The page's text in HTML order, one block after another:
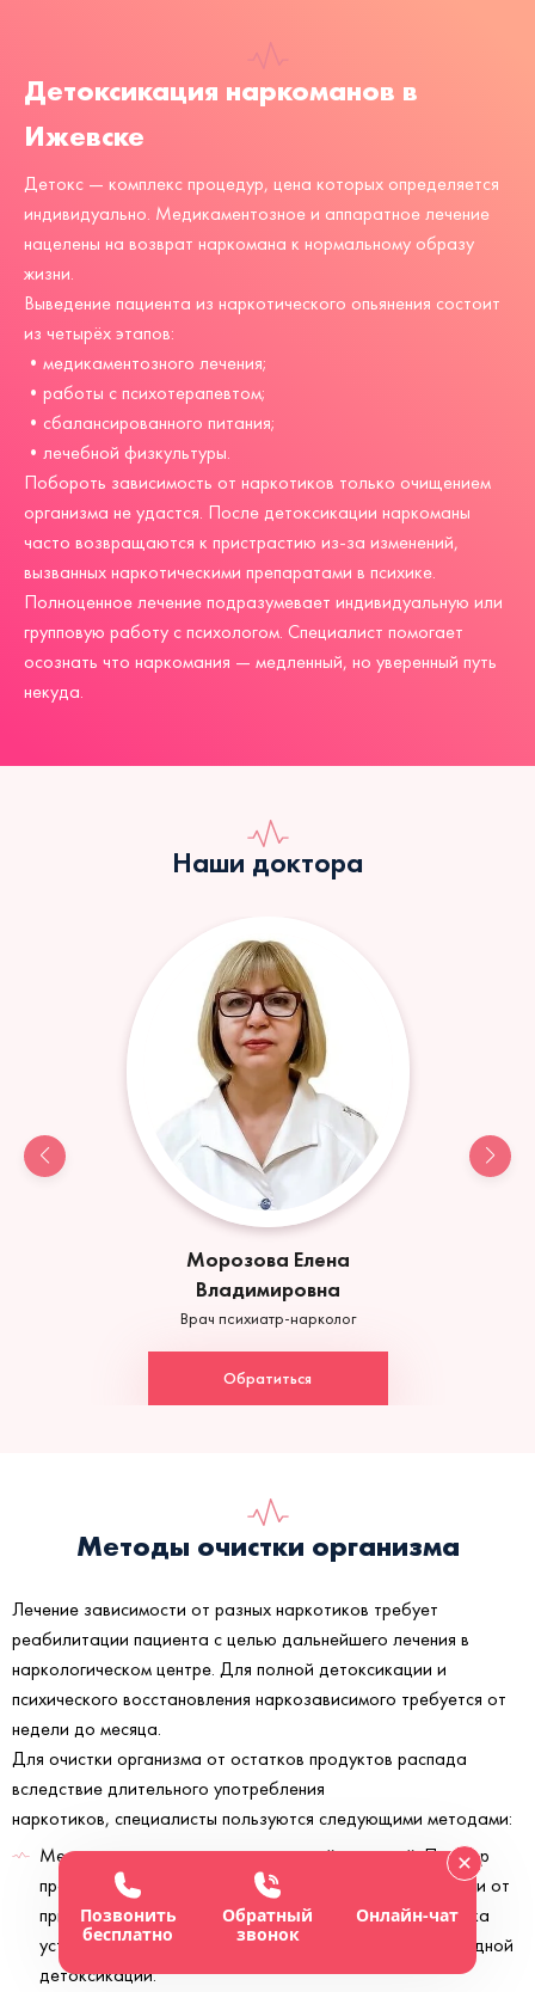
Детоксикация наркоманов в
Ижевске
Детокс — комплекс процедур, цена которых определяется
индивидуально. Медикаментозное и аппаратное лечение
нацелены на возврат наркомана к нормальному образу
жизни.
Выведение пациента из наркотического опьянения состоит
из четырёх этапов:
•медикаментозного лечения;
•работы с психотерапевтом;
•сбалансированного питания;
•лечебной физкультуры.
Побороть зависимость от наркотиков только очищением
организма не удастся. После детоксикации наркоманы
часто возвращаются к пристрастию из-за изменений,
вызванных наркотическими препаратами в психике.
Полноценное лечение подразумевает индивидуальную или
групповую работу с психологом. Специалист помогает
осознать что наркомания — медленный, но уверенный путь
некуда.
Наши доктора
Морозова Елена
Владимировна
Врач психиатр-нарколог
Обратиться
Методы очистки организма
Лечение зависимости от разных наркотиков требует
реабилитации пациента с целью дальнейшего лечения в
наркологическом центре. Для полной детоксикации и
психического восстановления наркозависимого требуется от
недели до месяца.
Для очистки организма от остатков продуктов распада
вследствие длительного употребления
наркотиков, специалисты пользуются следующими методами:
Медикаментозным — лекарственной терапией. Подбор
препаратов выполняется индивидуально в зависимости от
принимаемых пациентом наркотиков. Героиновая ломка
устраняется с помощью УБОД – ультрабыстрой опиодной
детоксикации.
Позвонить
бесплатно
Обратный
звонок
Онлайн-чат